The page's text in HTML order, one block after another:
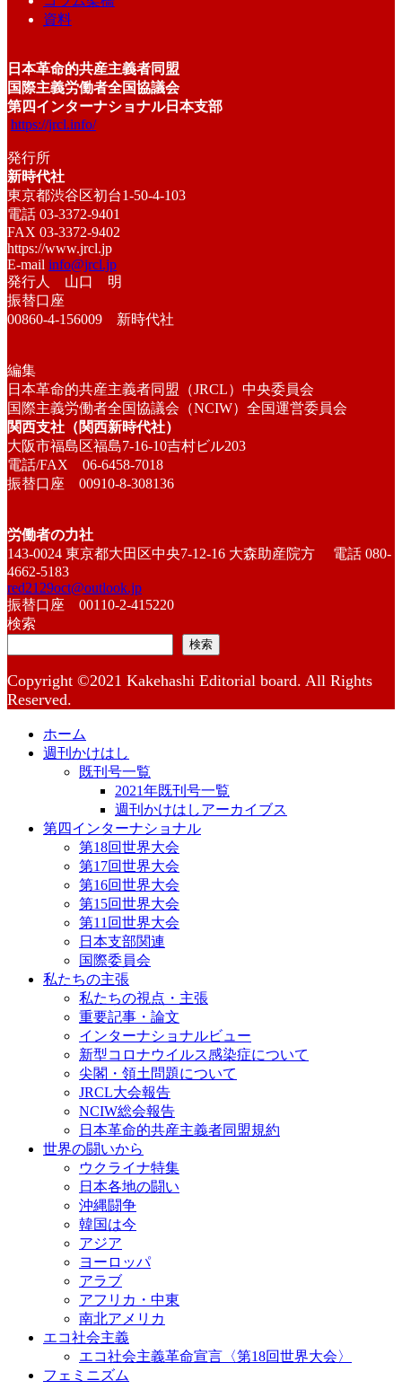
資料
日本革命的共産主義者同盟
国際主義労働者全国協議会
第四インターナショナル日本支部
https://jrcl.info/
発行所
新時代社
東京都渋谷区初台1-50-4-103
電話 03-3372-9401
FAX 03-3372-9402
https://www.jrcl.jp
E-mail info@jrcl.jp
発行人 山口 明
振替口座
00860-4-156009 新時代社
編集
日本革命的共産主義者同盟（JRCL）中央委員会
国際主義労働者全国協議会（NCIW）全国運営委員会
関西支社（関西新時代社）
大阪市福島区福島7-16-10吉村ビル203
電話/FAX 06-6458-7018
振替口座 00910-8-308136
労働者の力社
143-0024 東京都大田区中央7-12-16 大森助産院方 電話 080-
4662-5183
red2129oct@outlook.jp
振替口座 00110-2-415220
検索
検索
Copyright ©2021 Kakehashi Editorial board. All Rights
Reserved.
ホーム
週刊かけはし
既刊号一覧
2021年既刊号一覧
週刊かけはしアーカイブス
第四インターナショナル
第18回世界大会
第17回世界大会
第16回世界大会
第15回世界大会
第11回世界大会
日本支部関連
国際委員会
私たちの主張
私たちの視点・主張
重要記事・論文
インターナショナルビュー
新型コロナウイルス感染症について
尖閣・領土問題について
JRCL大会報告
NCIW総会報告
日本革命的共産主義者同盟規約
世界の闘いから
ウクライナ特集
日本各地の闘い
沖縄闘争
韓国は今
アジア
ヨーロッパ
アラブ
アフリカ・中東
南北アメリカ
エコ社会主義
エコ社会主義革命宣言〈第18回世界大会〉
フェミニズム